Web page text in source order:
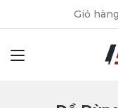
Giỏ hàng